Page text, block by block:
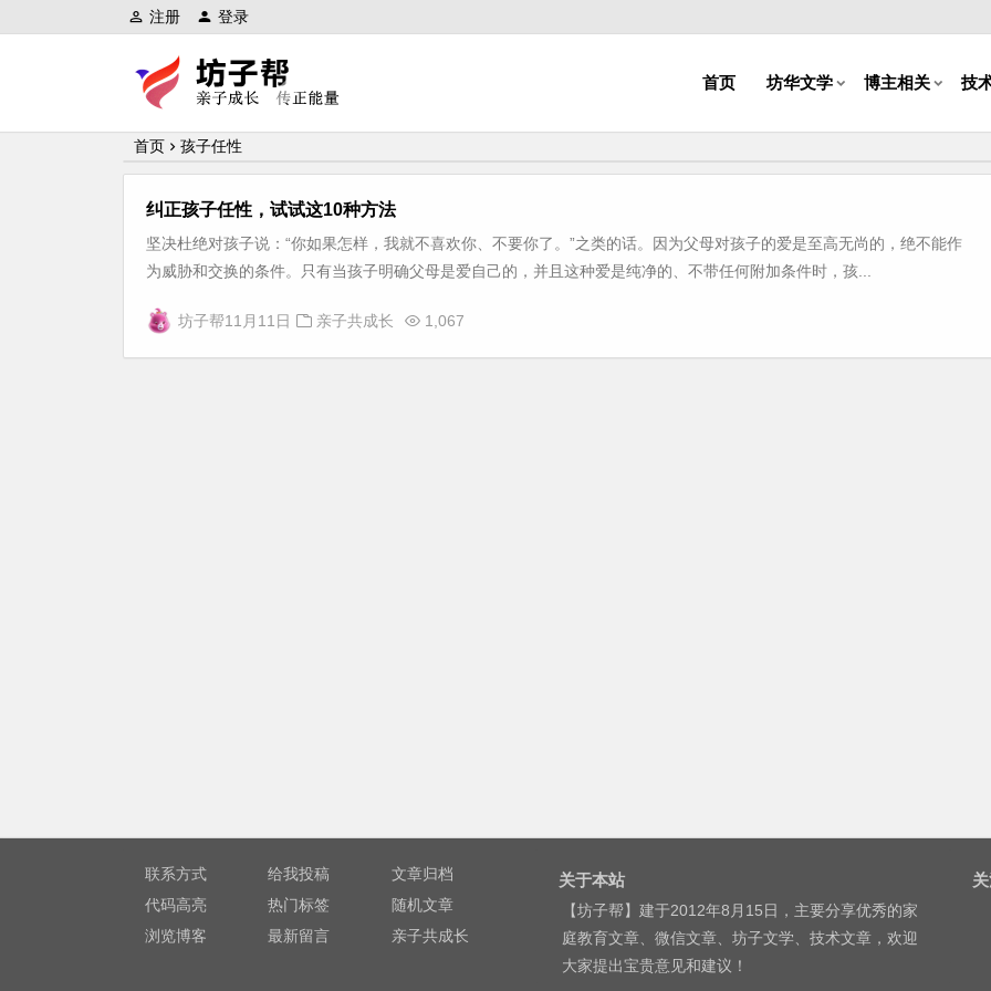
注册 登录
首页 坊华文学 博主相关 技
首页 孩子任性
纠正孩子任性，试试这10种方法
坚决杜绝对孩子说：“你如果怎样，我就不喜欢你、不要你了。”之类的话。因为父母对孩子的爱是至高无尚的，绝不能作
为威胁和交换的条件。只有当孩子明确父母是爱自己的，并且这种爱是纯净的、不带任何附加条件时，孩...
坊子帮11月11日 亲子共成长 1,067
联系方式 给我投稿
文章归档
代码高亮
热门标签
随机文章
浏览博客
最新留言 亲子共成长
关于本站
【坊子帮】建于2012年8月15日，主要分享优秀的家
庭教育文章、微信文章、坊子文学、技术文章，欢迎
大家提出宝贵意见和建议！